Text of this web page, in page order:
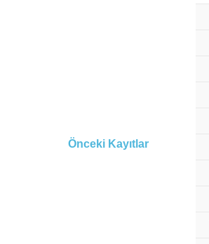
Önceki Kayıtlar